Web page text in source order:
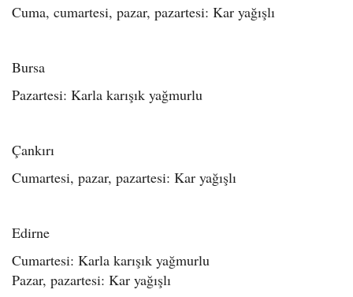
Cuma, cumartesi, pazar, pazartesi: Kar yağışlı
Bursa
Pazartesi: Karla karışık yağmurlu
Çankırı
Cumartesi, pazar, pazartesi: Kar yağışlı
Edirne
Cumartesi: Karla karışık yağmurlu
Pazar, pazartesi: Kar yağışlı